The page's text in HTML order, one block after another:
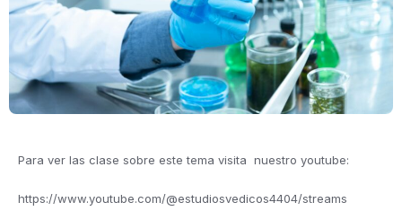
Para ver las clase sobre este tema visita nuestro youtube:
https://www.youtube.com/@estudiosvedicos4404/streams